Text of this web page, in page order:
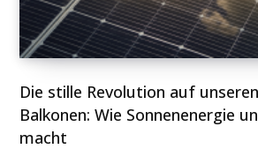
Die stille Revolution auf
Balkonen: Wie Sonnenenergie
macht